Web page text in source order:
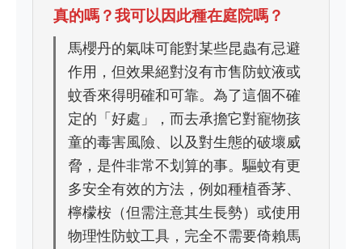
真的嗎？我可以因此種在庭院嗎？
馬櫻丹的氣味可能對某些昆蟲有忌避
作用，但效果絕對沒有市售防蚊液或
蚊香來得明確和可靠。為了這個不確
定的「好處」，而去承擔它對寵物孩
童的毒害風險、以及對生態的破壞威
脅，是件非常不划算的事。驅蚊有更
多安全有效的方法，例如種植香茅、
檸檬桉（但需注意其生長勢）或使用
物理性防蚊工具，完全不需要倚賴馬